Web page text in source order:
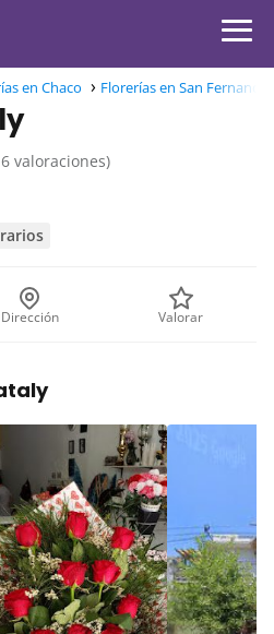
en Chaco Florerías en San
valoraciones)
Dirección Valorar